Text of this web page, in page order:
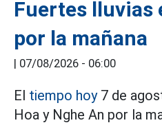
Fuertes lluvias
por la mañana
| 07/08/2026 - 06:00
El tiempo hoy7 de
Hoa y Nghe An por la